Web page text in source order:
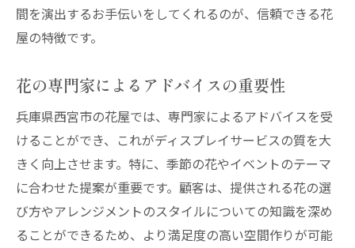
間を演出するお手伝いをしてくれるのが、信頼できる花
屋の特徴です。
花の専門家によるアドバイスの重要性
兵庫県西宮市の花屋では、専門家によるアドバイスを受
けることができ、これがディスプレイサービスの質を大
きく向上させます。特に、季節の花やイベントのテーマ
に合わせた提案が重要です。顧客は、提供される花の選
び方やアレンジメントのスタイルについての知識を深め
ることができるため、より満足度の高い空間作りが可能